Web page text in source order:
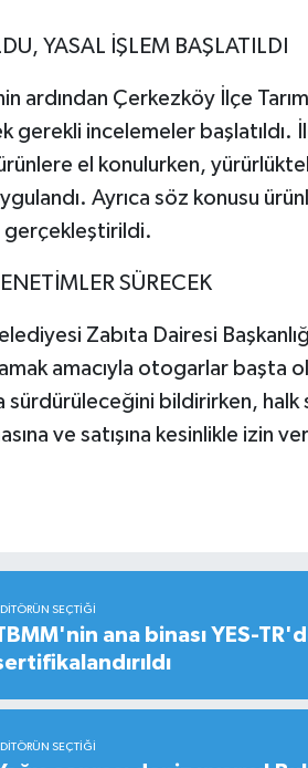
YASAL İŞLEM BAŞLATILDI
ardından Çerkezköy İlçe
gerekli incelemeler başlatıldı.
el konulurken,
Ayrıca söz konusu
gerçekleştirildi.
SÜRECEK
Zabıta Dairesi
amacıyla otogarlar başta
sürdürüleceğini bildirirken, halk
ve satışına kesinlikle izin
SEÇTIĞI
ana binası YES-
SEÇTIĞI